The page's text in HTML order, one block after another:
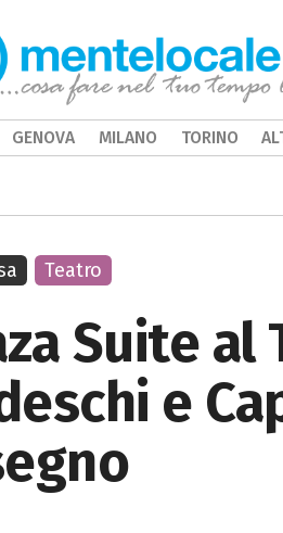
Suite al
e
Teatro
GENOVA MILANO TORINO